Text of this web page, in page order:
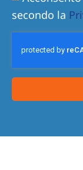
secondo la